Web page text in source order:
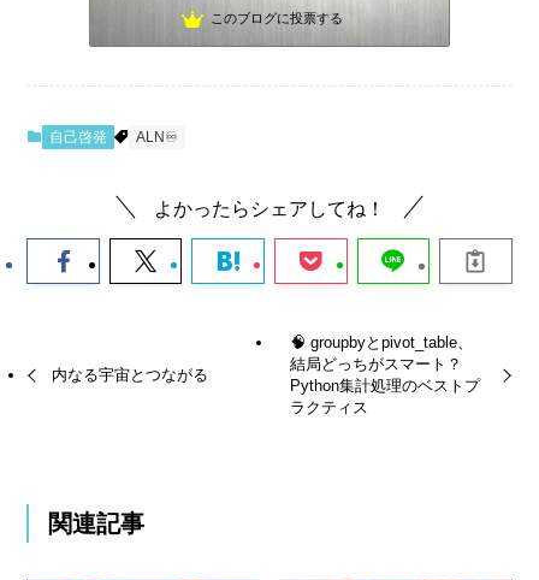
このブログに投票する
自己啓発 ALN♾️
よかったらシェアしてね！
内なる宇宙とつながる
🧠 groupbyとpivot_table、
結局どっちがスマート？
Python集計処理のベストプ
ラクティス
関連記事